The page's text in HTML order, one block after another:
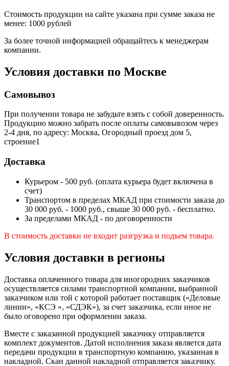
Стоимость продукции на сайте указана при сумме заказа не
менее: 1000 рублей
За более точной информацией обращайтесь к менеджерам
компании.
Условия доставки по Москве
Самовывоз
При получении товара не забудьте взять с собой доверенность.
Продукцию можно забрать после оплаты самовывозом через
2-4 дня, по адресу: Москва, Огородный проезд дом 5,
строение1
Доставка
Курьером - 500 руб. (оплата курьера будет включена в
счет)
Транспортом в пределах МКАД при стоимости заказа до
30 000 руб. - 1000 руб., свыше 30 000 руб. - бесплатно.
За пределами МКАД - по договоренности
В стоимость доставки не входит разгрузка и подъем товара.
Условия доставки в регионы
Доставка оплаченного товара для иногородних заказчиков
осуществляется силами транспортной компании, выбранной
заказчиком или той с которой работает поставщик («Деловые
линии», «КСЭ », «СДЭК»), за счет заказчика, если иное не
было оговорено при оформлении заказа.
Вместе с заказанной продукцией заказчику отправляется
комплект документов. Датой исполнения заказа является дата
передачи продукции в транспортную компанию, указанная в
накладной. Скан данной накладной отправляется заказчику.